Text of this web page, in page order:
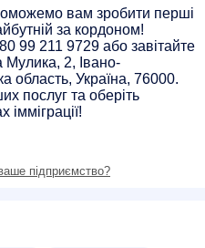
вам зробити перші
за кордоном!
99 211 9729 або завітайте
2, Івано-
область, Україна, 76000.
послуг та оберіть
імміграції!
підприємство?